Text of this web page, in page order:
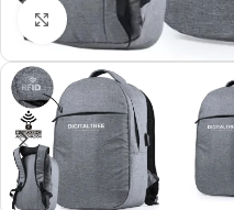
Click to enlarge